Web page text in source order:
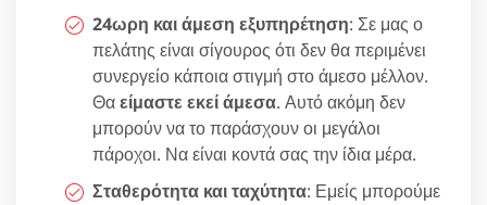
24ωρη και άμεση εξυπηρέτηση: Σε μας ο
πελάτης είναι σίγουρος ότι δεν θα περιμένει
συνεργείο κάποια στιγμή στο άμεσο μέλλον.
Θαείμαστε εκεί άμεσα. Αυτό ακόμη δεν
μπορούν να το παράσχουν οι μεγάλοι
πάροχοι. Να είναι κοντά σας την ίδια μέρα.
Σταθερότητα και ταχύτητα: Εμείς μπορούμε